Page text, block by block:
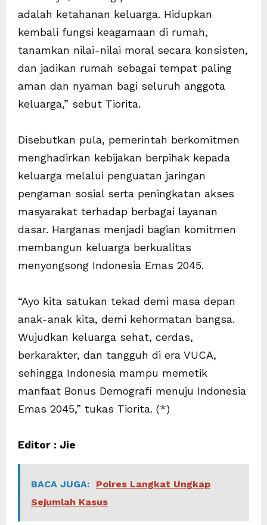
adalah ketahanan keluarga. Hidupkan
kembali fungsi keagamaan di rumah,
tanamkan nilai-nilai moral secara konsisten,
dan jadikan rumah sebagai tempat paling
aman dan nyaman bagi seluruh anggota
keluarga,” sebut Tiorita.
Disebutkan pula, pemerintah berkomitmen
menghadirkan kebijakan berpihak kepada
keluarga melalui penguatan jaringan
pengaman sosial serta peningkatan akses
masyarakat terhadap berbagai layanan
dasar. Harganas menjadi bagian komitmen
membangun keluarga berkualitas
menyongsong Indonesia Emas 2045.
“Ayo kita satukan tekad demi masa depan
anak-anak kita, demi kehormatan bangsa.
Wujudkan keluarga sehat, cerdas,
berkarakter, dan tangguh di era VUCA,
sehingga Indonesia mampu memetik
manfaat Bonus Demografi menuju Indonesia
Emas 2045,” tukas Tiorita. (*)
Editor : Jie
BACA JUGA:
Polres Langkat Ungkap
Sejumlah Kasus